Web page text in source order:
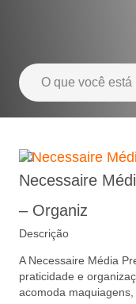
Necessaire
– Organiz
Descrição
A Necessaire Média
praticidade e
acomoda